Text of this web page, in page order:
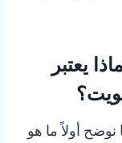
يعتبر
أولاً ما هو